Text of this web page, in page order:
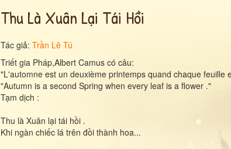
Thu Là Xuân Lại Tái Hồi
Tác giả: Trần Lê Tú
Triết gia Pháp,Albert Camus có câu:
"L'automne est un deuxième printemps quand chaque feuille
"Autumn is a second Spring when every leaf is a flower ."
Tạm dịch :
Thu là Xuân lại tái hồi .
Khi ngàn chiếc lá trên đồi thành hoa...